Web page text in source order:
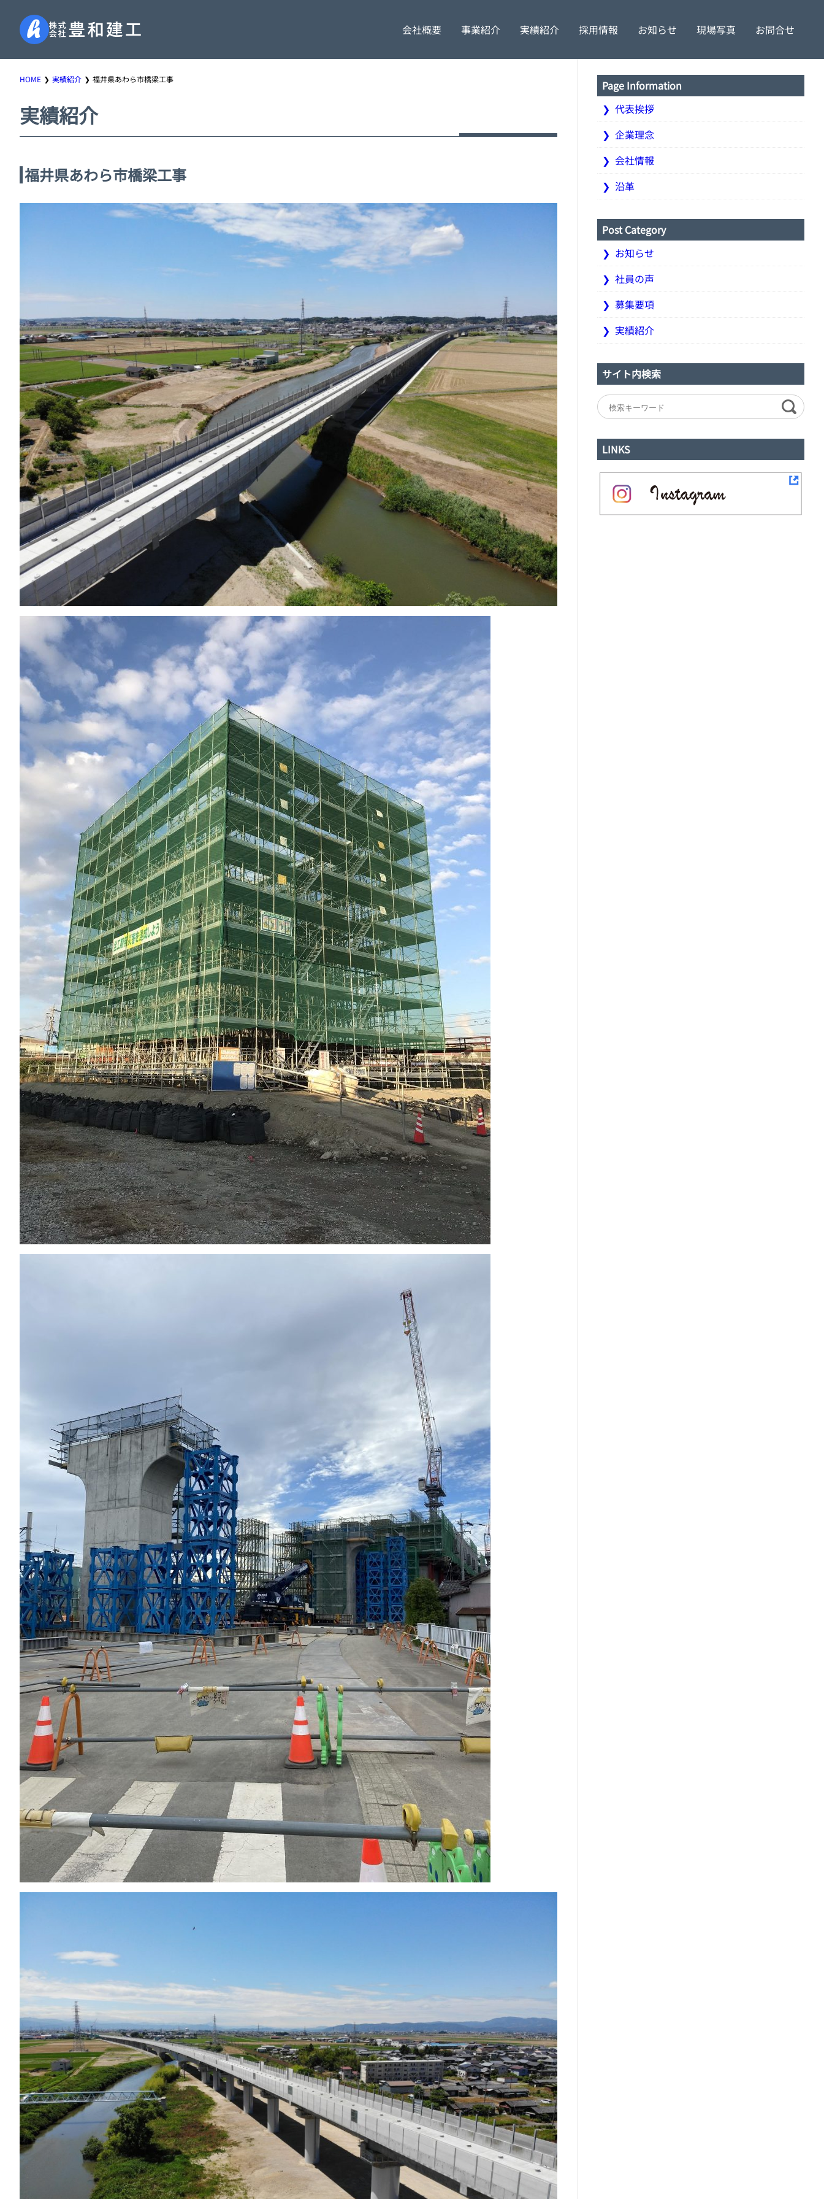
会社概要
代表挨拶 企業理念 会社情報 沿革
事業紹介 実績紹介
橋梁工事 特定更新工事 土木工事
採用情報
採用担当者より 社員の声 募集要項
お知らせ 現場写真 お問合せ
HOME 実績紹介 福井県あわら市橋梁工事
実績紹介
福井県あわら市橋梁工事
Page Information
代表挨拶
企業理念
会社情報
沿革
Post Category
お知らせ
社員の声
募集要項
実績紹介
サイト内検索
LINKS